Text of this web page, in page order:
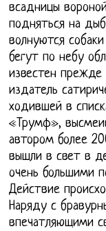
всадницы
подняться на
волнуются
бегут по небу
известен прежде
издатель
ходившей в
«Трумф»,
автором более
вышли в свет в
очень большими
Действие
Наряду с
впечатляющими